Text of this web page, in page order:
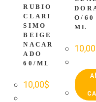
RUBIO
CLARI
SIMO
BEIGE
NACAR
ADO
60/ML
10,00$
O/60
ML
10,00